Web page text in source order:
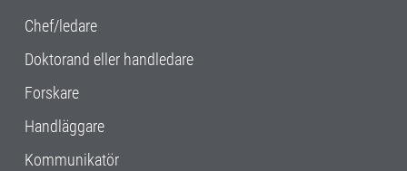
Chef/ledare
Doktorand eller handledare
Forskare
Handläggare
Kommunikatör